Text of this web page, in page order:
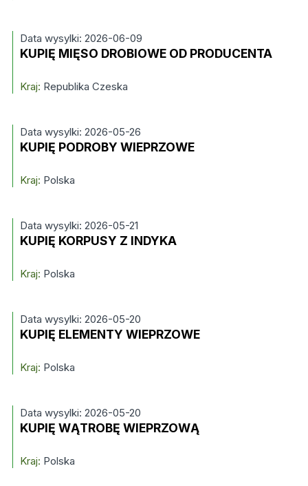
Data wysylki: 2026-06-09
KUPIĘ MIĘSO DROBIOWE OD PRODUCENTA
Kraj: Republika Czeska
Data wysylki: 2026-05-26
KUPIĘ PODROBY WIEPRZOWE
Kraj: Polska
Data wysylki: 2026-05-21
KUPIĘ KORPUSY Z INDYKA
Kraj: Polska
Data wysylki: 2026-05-20
KUPIĘ ELEMENTY WIEPRZOWE
Kraj: Polska
Data wysylki: 2026-05-20
KUPIĘ WĄTROBĘ WIEPRZOWĄ
Kraj: Polska